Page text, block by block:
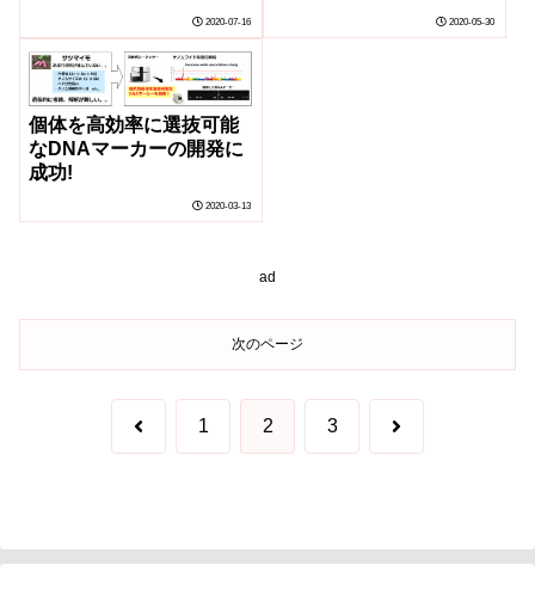
2020-07-16 2020-05-30
個体を高効率に選抜可能
なDNAマーカーの開発に
成功!
2020-03-13
ad
次のページ
前 1 2 3 次